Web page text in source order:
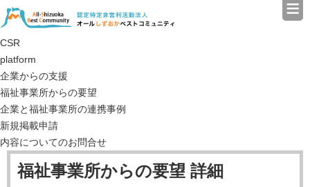
認定特定非営利活動法人（
≡
CSR
platform
企業からの支援
福祉事業所からの要望
企業と福祉事業所の連携事例
新規掲載申請
内容についてのお問合せ
福祉事業所からの要望 詳細